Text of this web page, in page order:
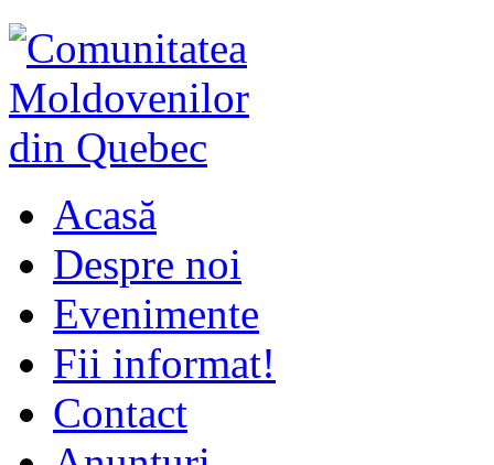
Acasă
Despre noi
Evenimente
Fii informat!
Contact